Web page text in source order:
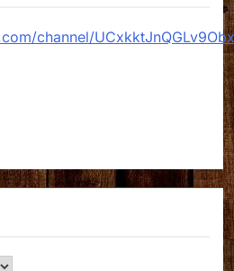
channel/